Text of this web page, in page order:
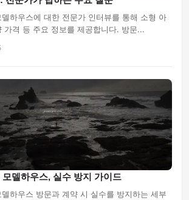
하우스에 대한 전문가 인터뷰를 통해 소형 아
가격 등 주요 정보를 제공합니다. 방문...
모델하우스, 실수 방지 가이드
하우스 방문과 계약 시 실수를 방지하는 세부